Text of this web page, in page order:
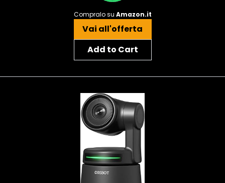
Compralo su Amazon.it
Vai all'offerta
Add to Cart